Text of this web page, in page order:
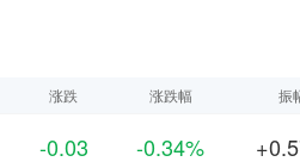
涨跌 涨跌幅 振
-0.03 -0.34%